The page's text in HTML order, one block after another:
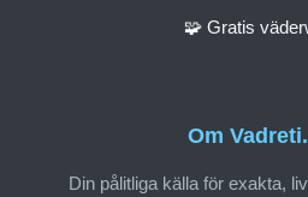
Om
Din pålitliga källa för exakta,
🧩 Gratis